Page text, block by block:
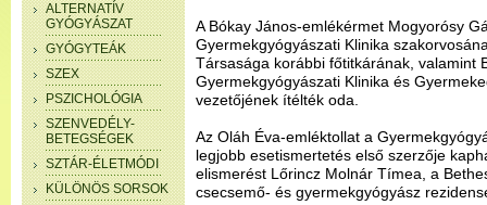
ALTERNATÍV
GYÓGYÁSZAT
GYÓGYTEÁK
SZEX
PSZICHOLÓGIA
SZENVEDÉLY-
BETEGSÉGEK
SZTÁR-ÉLETMÓDI
KÜLÖNÖS SORSOK
A Bókay János-emlékérmet Mogyorósy
Gyermekgyógyászati Klinika
Társasága korábbi főtitkárának, valamint
Gyermekgyógyászati Klinika és
vezetőjének ítélték oda.
Az Oláh Éva-emléktollat a
legjobb esetismertetés első szerzője
elismerést Lőrincz Molnár Tímea, a
csecsemő- és gyermekgyógyász